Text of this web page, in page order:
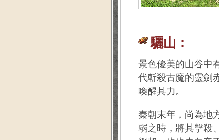
驪山：
景色優美的山谷中
代斬殺古魔的靈劍
喚醒其力。
秦朝末年，尚為地
弱之時，將其擊殺